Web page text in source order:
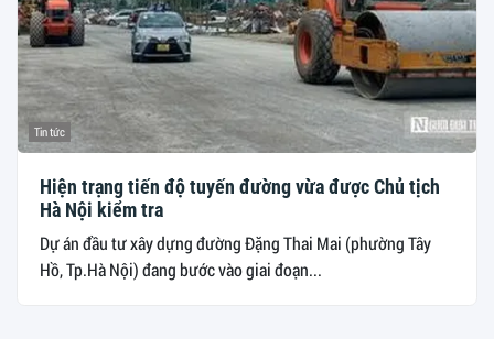
Tin tức
Hiện trạng tiến độ tuyến đường vừa được Chủ tịch
Hà Nội kiểm tra
Dự án đầu tư xây dựng đường Đặng Thai Mai (phường Tây
Hồ, Tp.Hà Nội) đang bước vào giai đoạn...